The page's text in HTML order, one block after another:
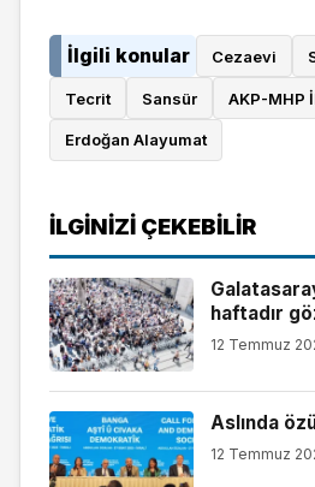
İlgili konular Cezaevi
Tecrit Sansür AKP-MHP
Erdoğan Alayumat
İLGINIZI ÇEKEBILIR
haftadır
12 Temmuz
Aslında
12 Temmuz